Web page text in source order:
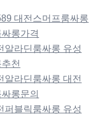
대전스머프룸싸롱
롱가격
알라딘룸싸롱 유성
천
알라딘룸싸롱 대전
롱문의
퍼블릭룸싸롱 유성